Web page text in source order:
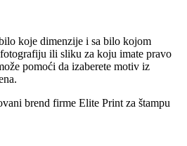
koje dimenzije i sa bilo kojom
ili sliku za koju imate pravo
pomoći da izaberete motiv iz
brend firme Elite Print za štampu